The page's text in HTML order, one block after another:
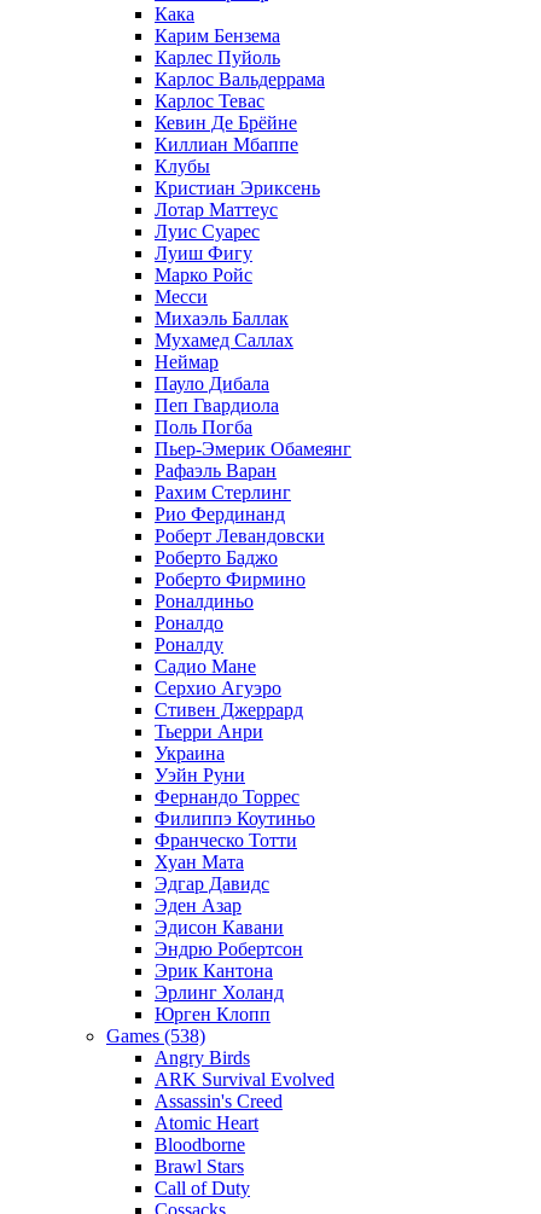
Кака
Карим Бензема
Карлес Пуйоль
Карлос Вальдеррама
Карлос Тевас
Кевин Де Брёйне
Киллиан Мбаппе
Клубы
Кристиан Эриксень
Лотар Маттеус
Луис Суарес
Луиш Фигу
Марко Ройс
Месси
Михаэль Баллак
Мухамед Саллах
Неймар
Пауло Дибала
Пеп Гвардиола
Поль Погба
Пьер-Эмерик Обамеянг
Рафаэль Варан
Рахим Стерлинг
Рио Фердинанд
Роберт Левандовски
Роберто Баджо
Роберто Фирмино
Роналдиньо
Роналдо
Роналду
Садио Мане
Серхио Агуэро
Стивен Джеррард
Тьерри Анри
Украина
Уэйн Руни
Фернандо Торрес
Филиппэ Коутиньо
Франческо Тотти
Хуан Мата
Эдгар Давидс
Эден Азар
Эдисон Кавани
Эндрю Робертсон
Эрик Кантона
Эрлинг Холанд
Юрген Клопп
Games (538)
Angry Birds
ARK Survival Evolved
Assassin's Creed
Atomic Heart
Bloodborne
Brawl Stars
Call of Duty
Cossacks